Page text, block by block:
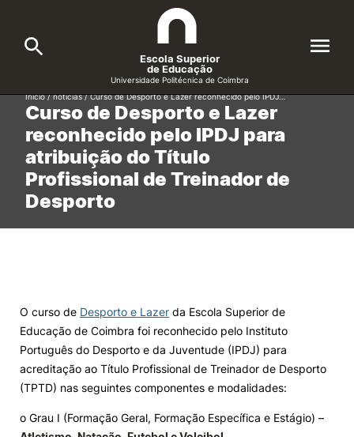
A ESEC
Cursos
Candidatos
Alunos
Knowledge Factory
Candidaturas
Escola Superior
de Educação
Universidade Politécnica de Coimbra
Search
Formative Offer General
Curso de Desporto e Lazer
reconhecido pelo IPDJ para
atribuição do Título
Profissional de Treinador de
Desporto
Início/noticias/Curso de Desporto e Lazer reconhecido pelo IPDJ…
O curso de Desporto e Lazer da Escola Superior de
Educação de Coimbra foi reconhecido pelo Instituto
Português do Desporto e da Juventude (IPDJ) para
acreditação ao Título Profissional de Treinador de Desporto
(TPTD) nas seguintes componentes e modalidades:
o Grau I (Formação Geral, Formação Específica e Estágio) –